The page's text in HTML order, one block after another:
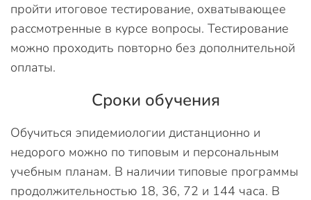
пройти итоговое тестирование, охватывающее
рассмотренные в курсе вопросы. Тестирование
можно проходить повторно без дополнительной
оплаты.
Сроки обучения
Обучиться эпидемиологии дистанционно и
недорого можно по типовым и персональным
учебным планам. В наличии типовые программы
продолжительностью 18, 36, 72 и 144 часа. В